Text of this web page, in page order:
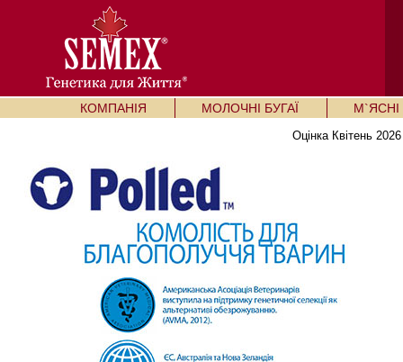
КОМПАНІЯ МОЛОЧНІ БУГАЇ М`ЯСНІ
Оцінка Квітень